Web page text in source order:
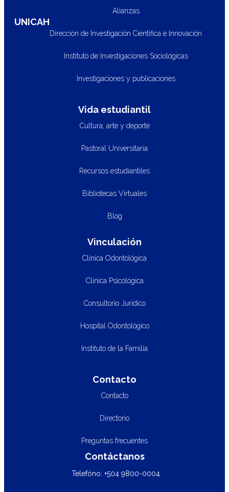
UNICAH
Alianzas
Dirección de Investigación Científica e Innovación
Instituto de Investigaciones Sociológicas
Investigaciones y publicaciones
Vida estudiantil
Cultura, arte y deporte
Pastoral Universitaria
Recursos estudiantiles
Bibliotecas Virtuales
Blog
Vinculación
Clínica Odontológica
Clínica Psicológica
Consultorio Jurídico
Hospital Odontológico
Instituto de la Familia
Contacto
Contacto
Directorio
Preguntas frecuentes
Contáctanos
Telefóno: +504 9800-0004